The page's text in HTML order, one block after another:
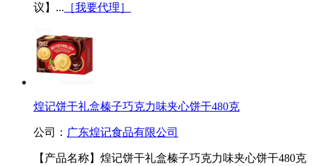
议】... ［我要代理］
煌记饼干礼盒榛子巧克力味夹心饼干480克
公司： 广东煌记食品有限公司
【产品名称】煌记饼干礼盒榛子巧克力味夹心饼干480克